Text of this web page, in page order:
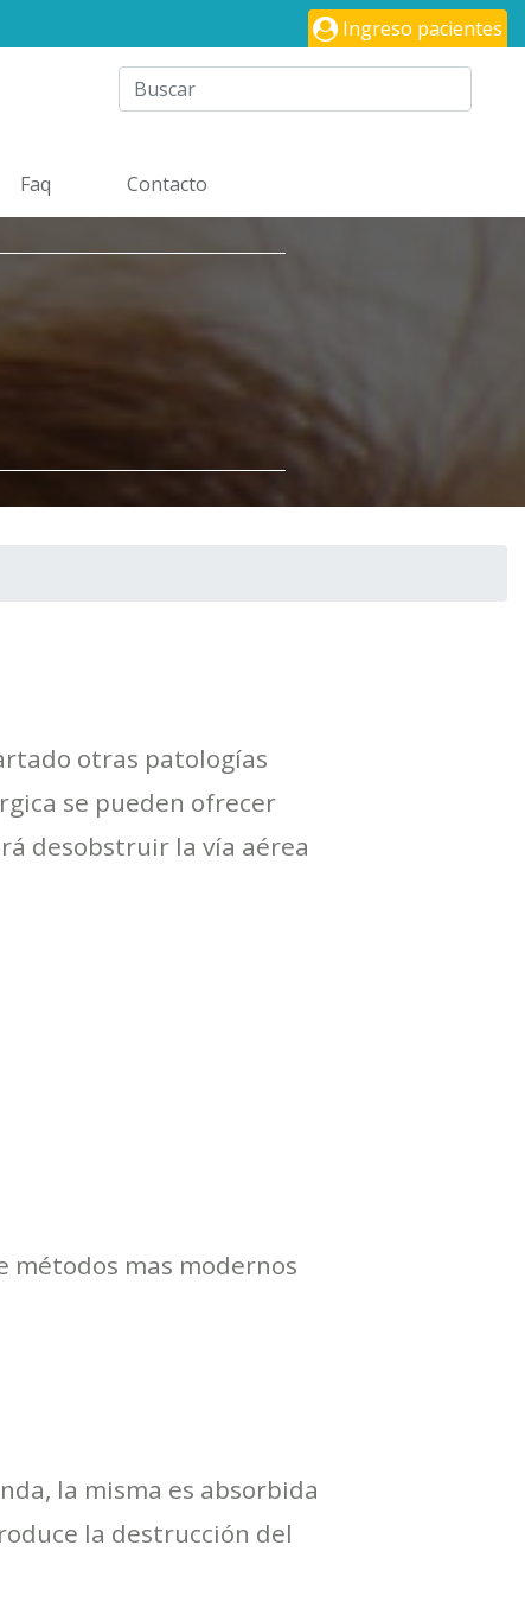
Ingreso pacientes
Faq Contacto
otras patologías
se pueden ofrecer
desobstruir la vía aérea
métodos mas modernos
la misma es absorbida
la destrucción del